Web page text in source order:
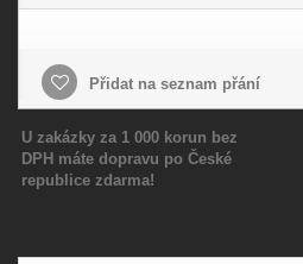
Přidat na seznam přání
U zakázky za 1 000 korun bez
DPH máte dopravu po České
republice zdarma!